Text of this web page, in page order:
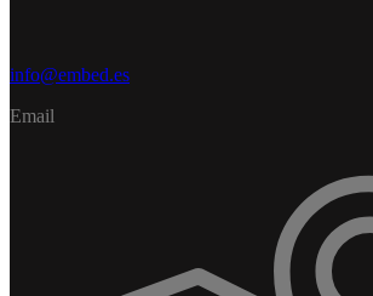
info@embed.es
Email